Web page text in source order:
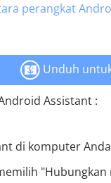
perangkat
Unduh
Assistant :
di komputer